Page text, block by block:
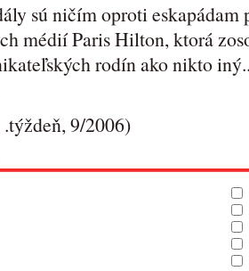
sú ničím oproti
médií Paris Hilton, ktorá
rodín ako nikto
9/2006)